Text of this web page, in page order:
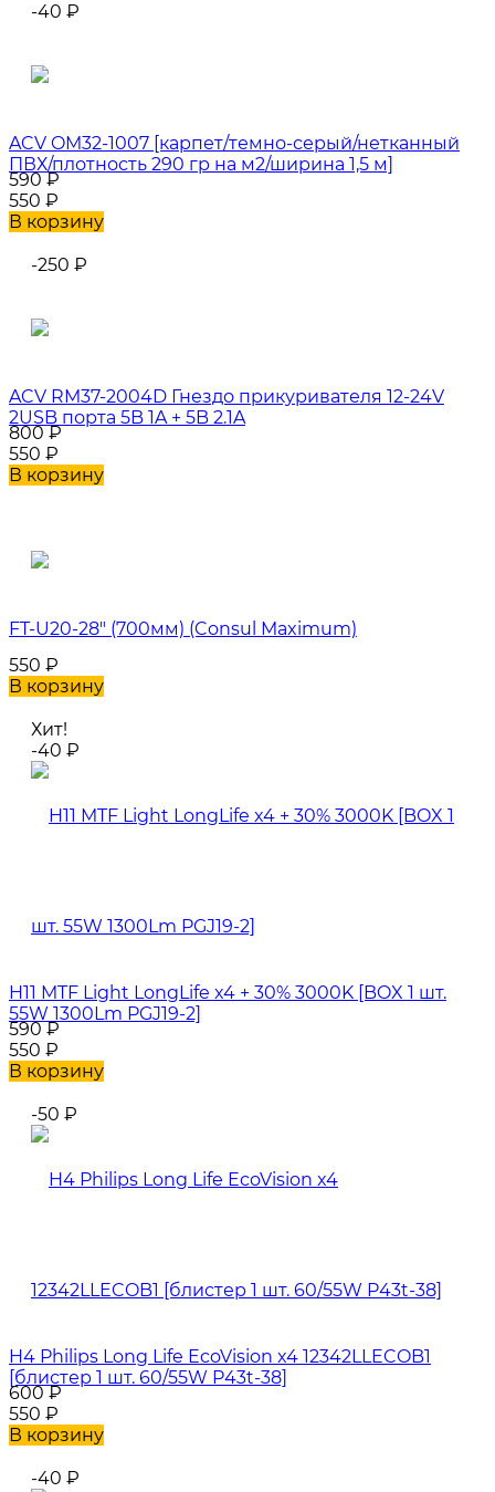
-40 ₽
ACV OM32-1007 [карпет/темно-серый/нетканный
ПВХ/плотность 290 гр на м2/ширина 1,5 м]
590₽
550 ₽
В корзину
-250 ₽
ACV RM37-2004D Гнездо прикуривателя 12-24V
2USB порта 5B 1A + 5B 2.1A
800₽
550 ₽
В корзину
FT-U20-28" (700мм) (Consul Maximum)
550 ₽
В корзину
Хит!
-40 ₽
H11 MTF Light LongLife x4 + 30% 3000K [BOX 1 шт.
55W 1300Lm PGJ19-2]
590₽
550 ₽
В корзину
-50 ₽
H4 Philips Long Life EcoVision x4 12342LLECOB1
[блистер 1 шт. 60/55W P43t-38]
600₽
550 ₽
В корзину
-40 ₽